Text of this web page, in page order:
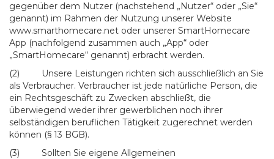
gegenüber dem Nutzer (nachstehend „Nutzer“ oder „Sie“
genannt) im Rahmen der Nutzung unserer Website
www.smarthomecare.net oder unserer SmartHomecare
App (nachfolgend zusammen auch „App“ oder
„SmartHomecare“ genannt) erbracht werden.
(2) Unsere Leistungen richten sich ausschließlich an Sie
als Verbraucher. Verbraucher ist jede natürliche Person, die
ein Rechtsgeschäft zu Zwecken abschließt, die
überwiegend weder ihrer gewerblichen noch ihrer
selbständigen beruflichen Tätigkeit zugerechnet werden
können (§ 13 BGB).
(3) Sollten Sie eigene Allgemeinen